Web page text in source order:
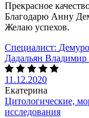
Прекрасное
Благодарю Анну
Желаю успехов.
Специалист:
Дадальян
11.12.2020
Екатерина
Цитологические,
исследования